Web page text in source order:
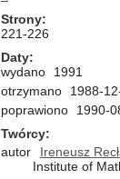
Strony
221-226
Daty
wydano
1991
otrzymano
1988-
poprawiono
1990-
Twórcy
autor
Ireneusz
Institute of